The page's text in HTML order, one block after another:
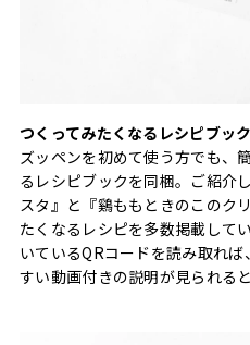
つくってみたくなるレシピブッ
ズッペンを初めて使う方でも、
るレシピブックを同梱。ご紹介
スタ』と『鷄ももときのこのク
たくなるレシピを多数掲載して
いているQRコードを読み取れ
すい動画付きの説明が見られる